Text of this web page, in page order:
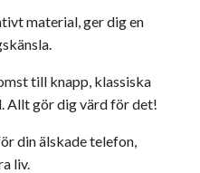
material, ger dig en
till knapp, klassiska
Allt gör dig värd för det!
din älskade telefon,
liv.